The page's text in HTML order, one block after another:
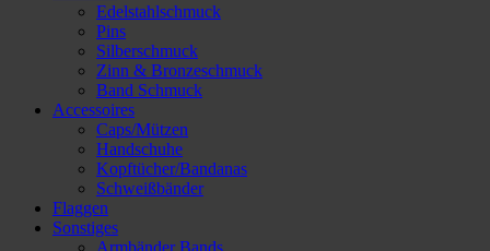
Edelstahlschmuck
Pins
Silberschmuck
Zinn & Bronzeschmuck
Band Schmuck
Accessoires
Caps/Mützen
Handschuhe
Kopftücher/Bandanas
Schweißbänder
Flaggen
Sonstiges
Armbänder Bands